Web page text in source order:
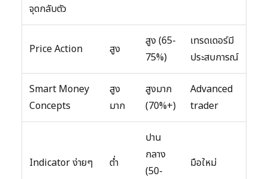
จุดกลับตัว
Price Action สูง
สูง (65-
75%)
เทรดเดอร์มี
ประสบการณ์
Smart Money
Concepts
สูง
มาก
สูงมาก
(70%+)
Advanced
trader
Indicator ง่ายๆ ต่ำ
ปาน
กลาง
(50-
มือใหม่